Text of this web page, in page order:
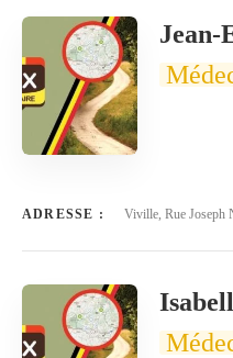
Jean-
ADRESSE : Viville, Rue Joseph